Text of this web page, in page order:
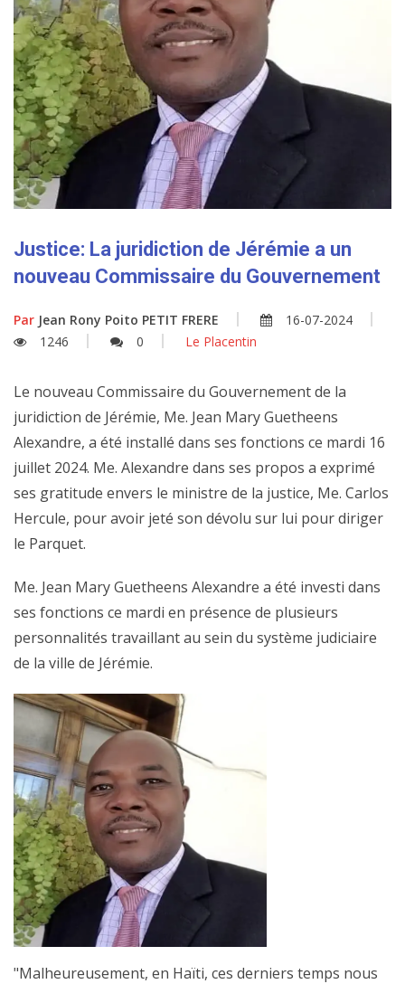
Justice: La juridiction de Jérémie a un
nouveau Commissaire du Gouvernement
Par Jean Rony Poito PETIT FRERE
16-07-2024
1246
0 Le Placentin
Le nouveau Commissaire du Gouvernement de la
juridiction de Jérémie, Me. Jean Mary Guetheens
Alexandre, a été installé dans ses fonctions ce mardi 16
juillet 2024. Me. Alexandre dans ses propos a exprimé
ses gratitude envers le ministre de la justice, Me. Carlos
Hercule, pour avoir jeté son dévolu sur lui pour diriger
le Parquet.
Me. Jean Mary Guetheens Alexandre a été investi dans
ses fonctions ce mardi en présence de plusieurs
personnalités travaillant au sein du système judiciaire
de la ville de Jérémie.
"Malheureusement, en Haïti, ces derniers temps nous